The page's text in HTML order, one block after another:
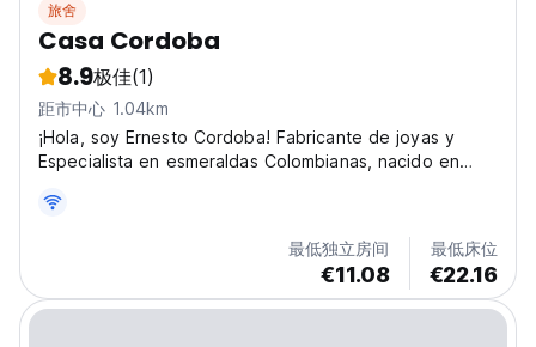
旅舍
Casa Cordoba
8.9极佳(1)
距市中心 1.04km
¡Hola, soy Ernesto Cordoba! Fabricante de joyas y
Especialista en esmeraldas Colombianas, nacido en
acogedora y estaré encantado de recibirte en Casa
Cordoba. El espacio ideal para hospedarse en una
最低独立房间
€11.08
最低床位
€22.16